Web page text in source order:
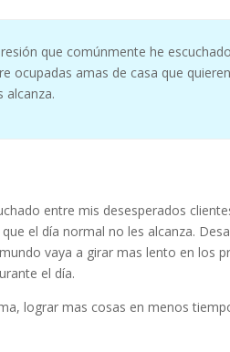
que comúnmente he
ocupadas amas de casa que
alcanza.
entre mis desesperados
el día normal no les alcanza.
vaya a girar mas lento en los
el día.
lograr mas cosas en menos